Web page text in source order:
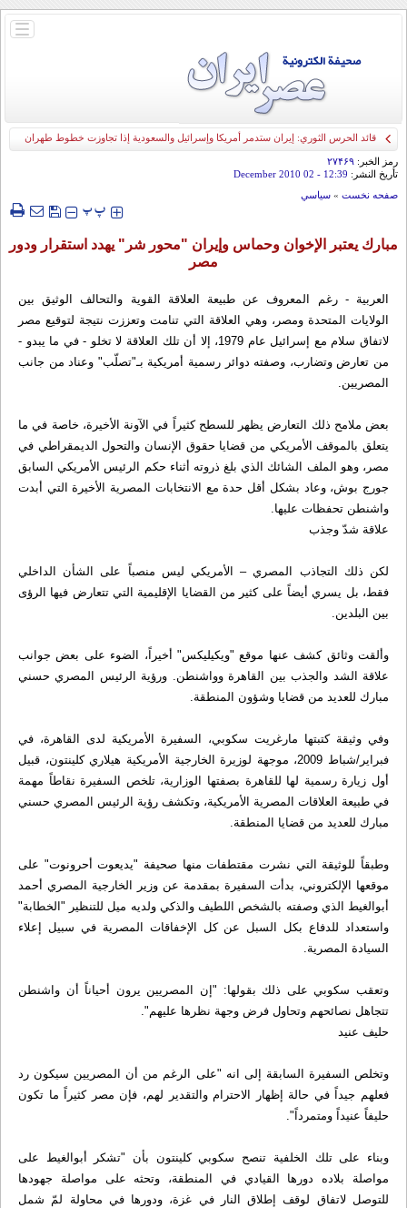
باز
قائد الحرس الثوري: إيران ستدمر أمريكا وإسرائيل والسعودية إذا تجاوزت خطوط طهران
الحمراء
رمز الخبر: ۲۷۴۶۹
تأريخ النشر: 12:39
- 02 December 2010
صفحه نخست » سياسي
‍‍‍ پپ
مبارك يعتبر الإخوان وحماس وإيران "محور شر" يهدد استقرار ودور
مصر
العربیة - رغم المعروف عن طبيعة العلاقة القوية والتحالف الوثيق بين
الولايات المتحدة ومصر، وهي العلاقة التي تنامت وتعززت نتيجة لتوقيع مصر
لاتفاق سلام مع إسرائيل عام 1979، إلا أن تلك العلاقة لا تخلو - في ما يبدو -
من تعارض وتضارب، وصفته دوائر رسمية أمريكية بـ"تصلّب" وعناد من جانب
المصريين.
بعض ملامح ذلك التعارض يظهر للسطح كثيراً في الآونة الأخيرة، خاصة في ما
يتعلق بالموقف الأمريكي من قضايا حقوق الإنسان والتحول الديمقراطي في
مصر، وهو الملف الشائك الذي بلغ ذروته أثناء حكم الرئيس الأمريكي السابق
جورج بوش، وعاد بشكل أقل حدة مع الانتخابات المصرية الأخيرة التي أبدت
واشنطن تحفظات عليها.
علاقة شدّ وجذب
لكن ذلك التجاذب المصري – الأمريكي ليس منصباً على الشأن الداخلي
فقط، بل يسري أيضاً على كثير من القضايا الإقليمية التي تتعارض فيها الرؤى
بين البلدين.
وألقت وثائق كشف عنها موقع "ويكيليكس" أخيراً، الضوء على بعض جوانب
علاقة الشد والجذب بين القاهرة وواشنطن. ورؤية الرئيس المصري حسني
مبارك للعديد من قضايا وشؤون المنطقة.
وفي وثيقة كتبتها مارغريت سكوبي، السفيرة الأمريكية لدى القاهرة، في
فبراير/شباط 2009، موجهة لوزيرة الخارجية الأمريكية هيلاري كلينتون، قبيل
أول زيارة رسمية لها للقاهرة بصفتها الوزارية، تلخص السفيرة نقاطاً مهمة
في طبيعة العلاقات المصرية الأمريكية، وتكشف رؤية الرئيس المصري حسني
مبارك للعديد من قضايا المنطقة.
وطبقاً للوثيقة التي نشرت مقتطفات منها صحيفة "يديعوت أحرونوت" على
موقعها الإلكتروني، بدأت السفيرة بمقدمة عن وزير الخارجية المصري أحمد
أبوالغيط الذي وصفته بالشخص اللطيف والذكي ولديه ميل للتنظير "الخطابة"
واستعداد للدفاع بكل السبل عن كل الإخفاقات المصرية في سبيل إعلاء
السيادة المصرية.
وتعقب سكوبي على ذلك بقولها: "إن المصريين يرون أحياناً أن واشنطن
تتجاهل نصائحهم وتحاول فرض وجهة نظرها عليهم".
حليف عنيد
وتخلص السفيرة السابقة إلى انه "على الرغم من أن المصريين سيكون رد
فعلهم جيداً في حالة إظهار الاحترام والتقدير لهم، فإن مصر كثيراً ما تكون
حليفاً عنيداً ومتمرداً".
وبناء على تلك الخلفية تنصح سكوبي كلينتون بأن "تشكر أبوالغيط على
مواصلة بلاده دورها القيادي في المنطقة، وتحثه على مواصلة جهودها
للتوصل لاتفاق لوقف إطلاق النار في غزة، ودورها في محاولة لمّ شمل